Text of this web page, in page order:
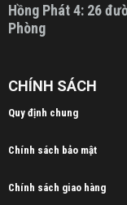
Hồng Phát 4: 26
Phòng
CHÍNH SÁCH
Quy định chung
Chính sách bảo mật
Chính sách giao hàng